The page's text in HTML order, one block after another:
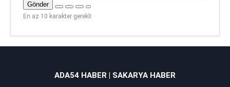
Gönder
En az 10 karakter gerekli
ADA54 HABER | SAKARYA HABER